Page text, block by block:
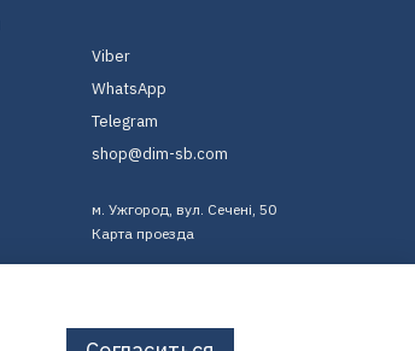
Viber
WhatsApp
Telegram
shop@dim-sb.com
м. Ужгород, вул. Сечені, 50
Карта проезда